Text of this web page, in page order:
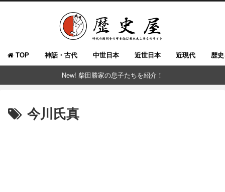
TOP 神話・古代 中世日本 近世日本 近現代 歴
New! 柴田勝家の息子たちを紹介！
今川氏真